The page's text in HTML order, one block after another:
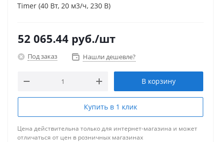
Timer (40 Вт, 20 м3/ч, 230 В)
52 065.44 руб./шт
Под заказ Нашли дешевле?
В корзину
Купить в 1 клик
Цена действительна только для интернет-магазина и может
отличаться от цен в розничных магазинах